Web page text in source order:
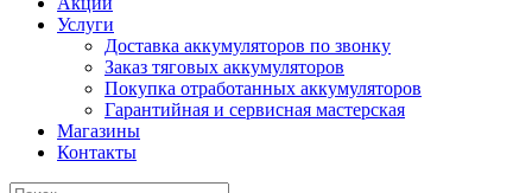
Услуги
Доставка аккумуляторов по звонку
Заказ тяговых аккумуляторов
Покупка отработанных аккумуляторов
Гарантийная и сервисная мастерская
Магазины
Контакты